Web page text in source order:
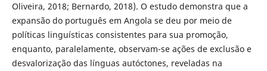
Oliveira, 2018; Bernardo, 2018). O estudo demonstra que a
expansão do português em Angola se deu por meio de
políticas linguísticas consistentes para sua promoção,
enquanto, paralelamente, observam-se ações de exclusão e
desvalorização das línguas autóctones, reveladas na